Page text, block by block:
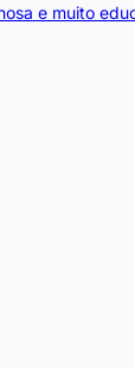
e muito